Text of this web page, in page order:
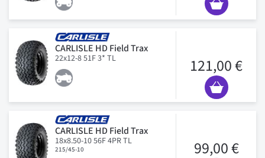
CARLISLE HD Field Trax
22x12-8 51F 3* TL 121,00 €
CARLISLE HD Field Trax
18x8.50-10 56F 4PR TL
215/45-10 99,00 €